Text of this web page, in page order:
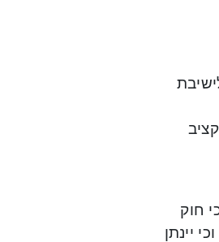
כי חוק
יינתן